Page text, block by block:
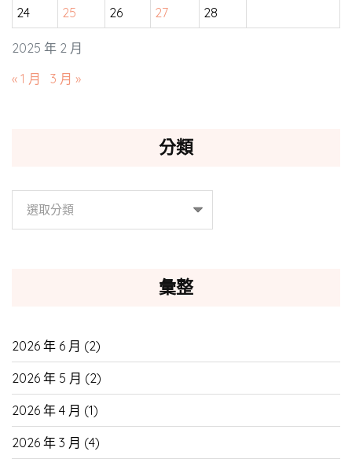
2025 年 2 月
24
25 26 27 28
« 1 月 3 月 »
分類
彙整
2026 年 6 月 (2)
2026 年 5 月 (2)
2026 年 4 月 (1)
2026 年 3 月 (4)